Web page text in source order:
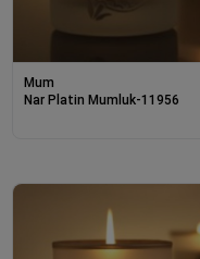
Mum
Nar Platin Mumluk-11956